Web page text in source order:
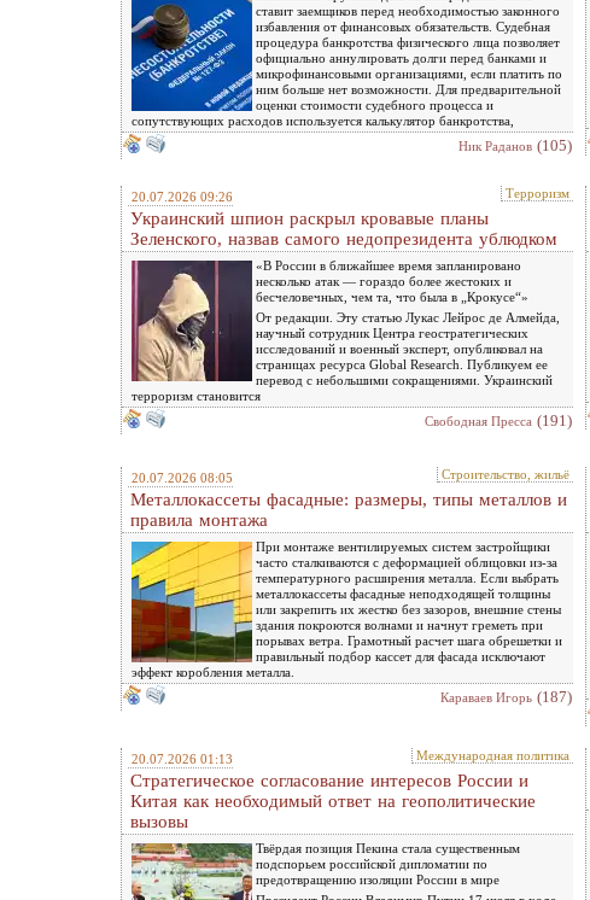
ставит заемщиков перед необходимостью законного
избавления от финансовых обязательств. Судебная
процедура банкротства физического лица позволяет
официально аннулировать долги перед банками и
микрофинансовыми организациями, если платить по
ним больше нет возможности. Для предварительной
оценки стоимости судебного процесса и
сопутствующих расходов используется калькулятор банкротства,
Ник Раданов (105)
20.07.2026 09:26 Терроризм
Украинский шпион раскрыл кровавые планы
Зеленского, назвав самого недопрезидента ублюдком
«В России в ближайшее время запланировано
несколько атак — гораздо более жестоких и
бесчеловечных, чем та, что была в „Крокусе“»
От редакции. Эту статью Лукас Лейрос де Алмейда,
научный сотрудник Центра геостратегических
исследований и военный эксперт, опубликовал на
страницах ресурса Global Research. Публикуем ее
перевод с небольшими сокращениями. Украинский
терроризм становится
Свободная Пресса (191)
20.07.2026 08:05 Строительство, жильё
Металлокассеты фасадные: размеры, типы металлов и
правила монтажа
При монтаже вентилируемых систем застройщики
часто сталкиваются с деформацией облицовки из-за
температурного расширения металла. Если выбрать
металлокассеты фасадные неподходящей толщины
или закрепить их жестко без зазоров, внешние стены
здания покроются волнами и начнут греметь при
порывах ветра. Грамотный расчет шага обрешетки и
правильный подбор кассет для фасада исключают
эффект коробления металла.
Караваев Игорь (187)
20.07.2026 01:13 Международная политика
Стратегическое согласование интересов России и
Китая как необходимый ответ на геополитические
вызовы
Твёрдая позиция Пекина стала существенным
подспорьем российской дипломатии по
предотвращению изоляции России в мире